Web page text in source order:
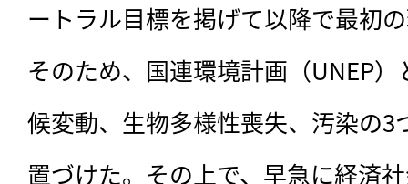
ートラル目標を掲げて以降で最初
そのため、国連環境計画（UNEP
候変動、生物多様性喪失、汚染の3
置づけた。その上で、早急に経済